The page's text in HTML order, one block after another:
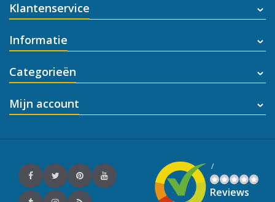
Klantenservice
Informatie
Categorieën
Mijn account
/
Reviews